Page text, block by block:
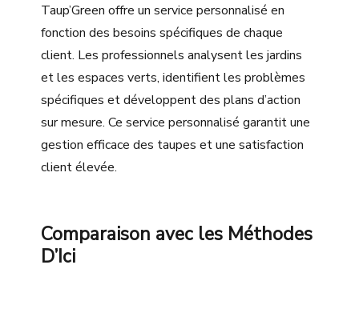
Taup’Green offre un service personnalisé en
fonction des besoins spécifiques de chaque
client. Les professionnels analysent les jardins
et les espaces verts, identifient les problèmes
spécifiques et développent des plans d’action
sur mesure. Ce service personnalisé garantit une
gestion efficace des taupes et une satisfaction
client élevée.
Comparaison avec les Méthodes
D’Ici